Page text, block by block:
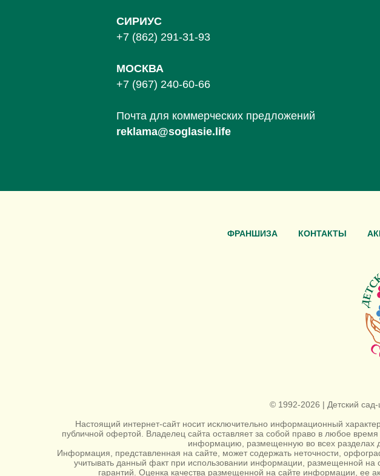
СИРИУС
+7 (862) 291-31-93
МОСКВА
+7 (967) 240-60-66
Почта для коммерческих предложений
reklama@soglasie.life
ФРАНШИЗА КОНТАКТЫ
© 1992-2026 | Детский
Настоящий интернет-сайт носит исключительно информационный
публичной офертой. Владелец сайта оставляет за собой право в любое
информацию, размещенную во всех разделах
Информация, представленная на сайте, может содержать неточности,
учитывать данный факт при использовании информации, размещенной
гарантий. Оценка качества размещенной на сайте информации, ее